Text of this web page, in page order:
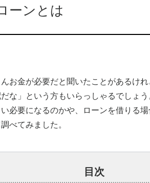
ーンとは
んお金が必要だと聞いたことがあるけ
な」という方もいらっしゃるでしょ
必要になるのかや、ローンを借りる
べてみました。
目次